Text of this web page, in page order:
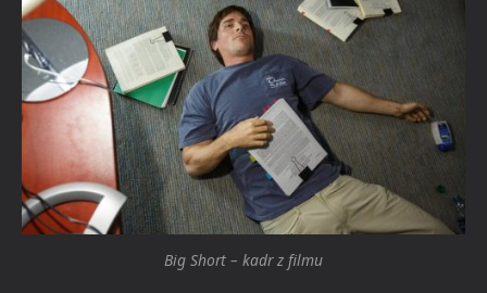
Big Short – kadr z filmu